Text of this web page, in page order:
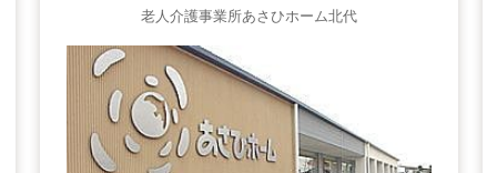
老人介護事業所あさひホーム北代